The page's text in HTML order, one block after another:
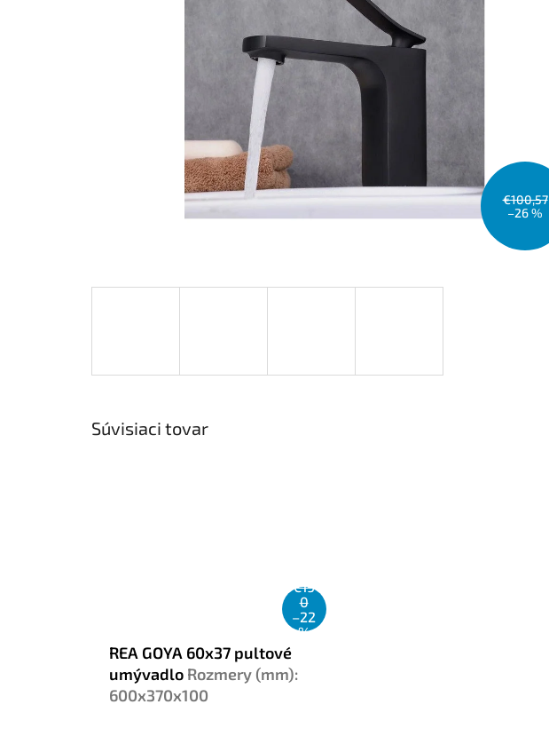
€100,57
–26 %
Súvisiaci tovar
€19
0
–22
%
REA GOYA 60x37 pultové
umývadlo Rozmery (mm):
600x370x100